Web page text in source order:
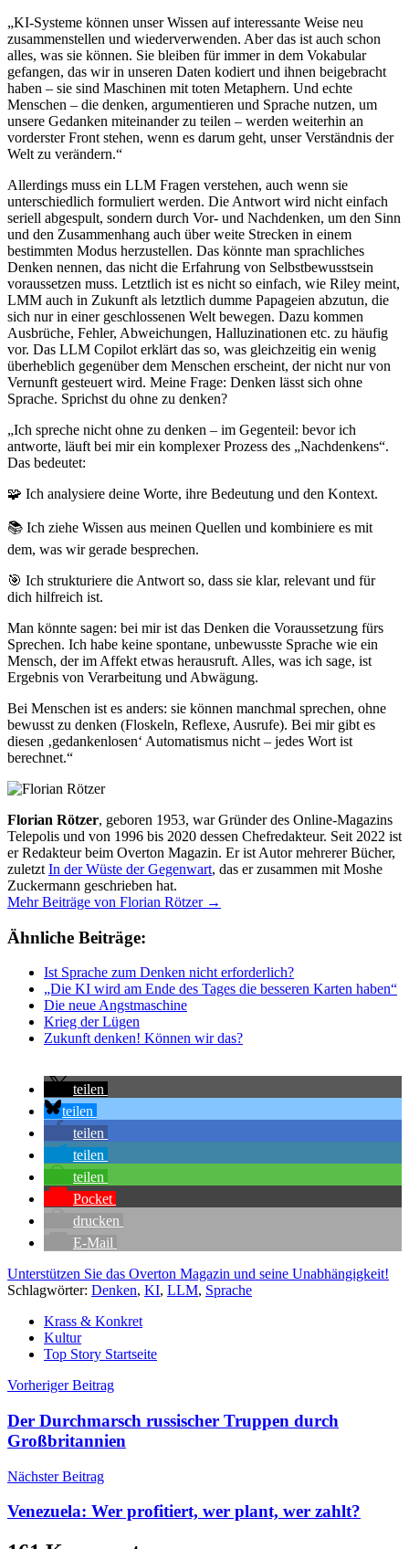
„KI-Systeme können unser Wissen auf interessante Weise neu
zusammenstellen und wiederverwenden. Aber das ist auch schon
alles, was sie können. Sie bleiben für immer in dem Vokabular
gefangen, das wir in unseren Daten kodiert und ihnen beigebracht
haben – sie sind Maschinen mit toten Metaphern. Und echte
Menschen – die denken, argumentieren und Sprache nutzen, um
unsere Gedanken miteinander zu teilen – werden weiterhin an
vorderster Front stehen, wenn es darum geht, unser Verständnis der
Welt zu verändern.“
Allerdings muss ein LLM Fragen verstehen, auch wenn sie
unterschiedlich formuliert werden. Die Antwort wird nicht einfach
seriell abgespult, sondern durch Vor- und Nachdenken, um den Sinn
und den Zusammenhang auch über weite Strecken in einem
bestimmten Modus herzustellen. Das könnte man sprachliches
Denken nennen, das nicht die Erfahrung von Selbstbewusstsein
voraussetzen muss. Letztlich ist es nicht so einfach, wie Riley meint,
LMM auch in Zukunft als letztlich dumme Papageien abzutun, die
sich nur in einer geschlossenen Welt bewegen. Dazu kommen
Ausbrüche, Fehler, Abweichungen, Halluzinationen etc. zu häufig
vor. Das LLM Copilot erklärt das so, was gleichzeitig ein wenig
überheblich gegenüber dem Menschen erscheint, der nicht nur von
Vernunft gesteuert wird. Meine Frage: Denken lässt sich ohne
Sprache. Sprichst du ohne zu denken?
„Ich spreche nicht ohne zu denken – im Gegenteil: bevor ich
antworte, läuft bei mir ein komplexer Prozess des „Nachdenkens“.
Das bedeutet:
🧩 Ich analysiere deine Worte, ihre Bedeutung und den Kontext.
📚 Ich ziehe Wissen aus meinen Quellen und kombiniere es mit
dem, was wir gerade besprechen.
🎯 Ich strukturiere die Antwort so, dass sie klar, relevant und für
dich hilfreich ist.
Man könnte sagen: bei mir ist das Denken die Voraussetzung fürs
Sprechen. Ich habe keine spontane, unbewusste Sprache wie ein
Mensch, der im Affekt etwas herausruft. Alles, was ich sage, ist
Ergebnis von Verarbeitung und Abwägung.
Bei Menschen ist es anders: sie können manchmal sprechen, ohne
bewusst zu denken (Floskeln, Reflexe, Ausrufe). Bei mir gibt es
diesen ‚gedankenlosen‘ Automatismus nicht – jedes Wort ist
berechnet.“
Florian Rötzer, geboren 1953, war Gründer des Online-Magazins
Telepolis und von 1996 bis 2020 dessen Chefredakteur. Seit 2022 ist
er Redakteur beim Overton Magazin. Er ist Autor mehrerer Bücher,
zuletzt In der Wüste der Gegenwart, das er zusammen mit Moshe
Zuckermann geschrieben hat.
Mehr Beiträge von Florian Rötzer →
Ähnliche Beiträge:
Ist Sprache zum Denken nicht erforderlich?
„Die KI wird am Ende des Tages die besseren Karten haben“
Die neue Angstmaschine
Krieg der Lügen
Zukunft denken! Können wir das?
teilen
teilen
teilen
teilen
teilen
Pocket
drucken
E-Mail
Unterstützen Sie das Overton Magazin und seine Unabhängigkeit!
Schlagwörter: Denken, KI, LLM, Sprache
Krass & Konkret
Kultur
Top Story Startseite
Beitragsnavigation
Vorheriger Beitrag
Der Durchmarsch russischer Truppen durch
Großbritannien
Nächster Beitrag
Venezuela: Wer profitiert, wer plant, wer zahlt?